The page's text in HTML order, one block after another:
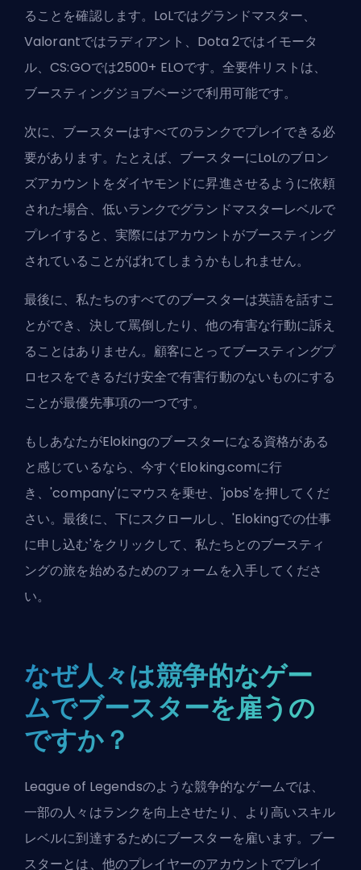
ることを確認します。LoLではグランドマスター、
Valorantではラディアント、Dota 2ではイモータ
ル、CS:GOでは2500+ ELOです。全要件リストは、
ブースティングジョブページで利用可能です。
次に、ブースターはすべてのランクでプレイできる必
要があります。たとえば、ブースターにLoLのブロン
ズアカウントをダイヤモンドに昇進させるように依頼
された場合、低いランクでグランドマスターレベルで
プレイすると、実際にはアカウントがブースティング
されていることがばれてしまうかもしれません。
最後に、私たちのすべてのブースターは英語を話すこ
とができ、決して罵倒したり、他の有害な行動に訴え
ることはありません。顧客にとってブースティングプ
ロセスをできるだけ安全で有害行動のないものにする
ことが最優先事項の一つです。
もしあなたがElokingのブースターになる資格がある
と感じているなら、今すぐEloking.comに行
き、'company'にマウスを乗せ、'jobs'を押してくだ
さい。最後に、下にスクロールし、'Elokingでの仕事
に申し込む'をクリックして、私たちとのブースティ
ングの旅を始めるためのフォームを入手してくださ
い。
なぜ人々は競争的なゲー
ムでブースターを雇うの
ですか？
League of Legendsのような競争的なゲームでは、
一部の人々はランクを向上させたり、より高いスキル
レベルに到達するためにブースターを雇います。ブー
スターとは、他のプレイヤーのアカウントでプレイ